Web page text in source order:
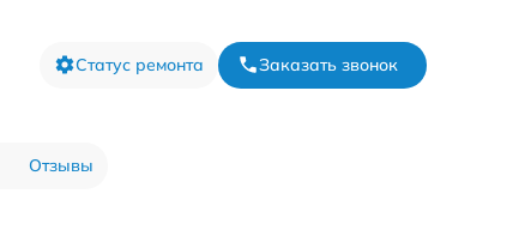
Статус ремонта Заказать звонок
Отзывы